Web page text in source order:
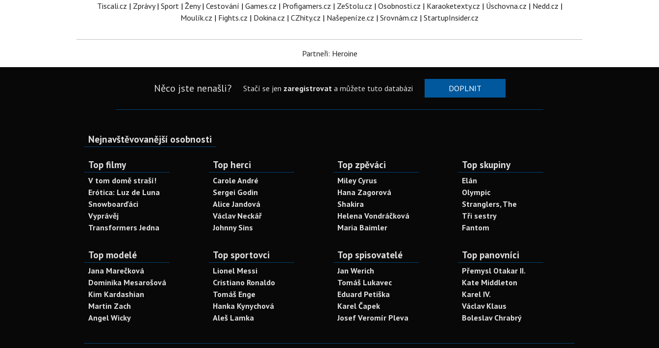
Tiscali.cz | Zprávy| Sport| Ženy| Cestování | Games.cz | Profigamers.cz | ZeStolu.cz | Osobnosti.cz | Karaoketexty.cz | Úschovna.cz | Nedd.cz |
Moulík.cz | Fights.cz | Dokina.cz | CZhity.cz | Našepeníze.cz | Srovnám.cz | StartupInsider.cz
Partneři: Heroine
Něco jste nenašli? Stačí se jen zaregistrovata můžete tuto databázi DOPLNIT
Nejnavštěvovanější osobnosti
Top filmy
V tom domě straší!
Erótica: Luz de Luna
Snowboarďáci
Vyprávěj
Transformers Jedna
Top herci
Carole André
Sergei Godin
Alice Jandová
Václav Neckář
Johnny Sins
Top zpěváci
Miley Cyrus
Hana Zagorová
Shakira
Helena Vondráčková
Maria Baimler
Top skupiny
Elán
Olympic
Stranglers, The
Tři sestry
Fantom
Top modelé
Jana Marečková
Dominika Mesarošová
Kim Kardashian
Martin Zach
Angel Wicky
Top sportovci
Lionel Messi
Cristiano Ronaldo
Tomáš Enge
Hanka Kynychová
Aleš Lamka
Top spisovatelé
Jan Werich
Tomáš Lukavec
Eduard Petiška
Karel Čapek
Josef Veromír Pleva
Top panovníci
Přemysl Otakar II.
Kate Middleton
Karel IV.
Václav Klaus
Boleslav Chrabrý